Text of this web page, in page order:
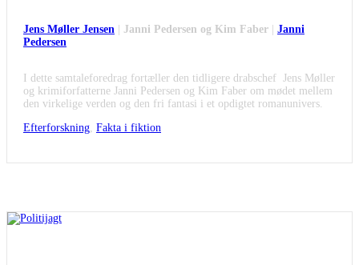
Jens Møller Jensen Janni Pedersen og Kim Faber
Janni
Pedersen
I dette samtaleforedrag fortæller den tidligere drabschef Jens Møller
og krimiforfatterne Janni Pedersen og Kim Faber om mødet mellem
den virkelige verden og den fri fantasi i et opdigtet romanunivers.
Efterforskning, Fakta i fiktion